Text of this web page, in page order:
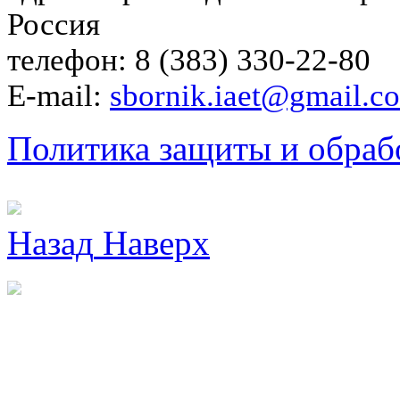
Россия
телефон: 8 (383) 330-22-80
E-mail:
Политика защиты и
Назад Наверх